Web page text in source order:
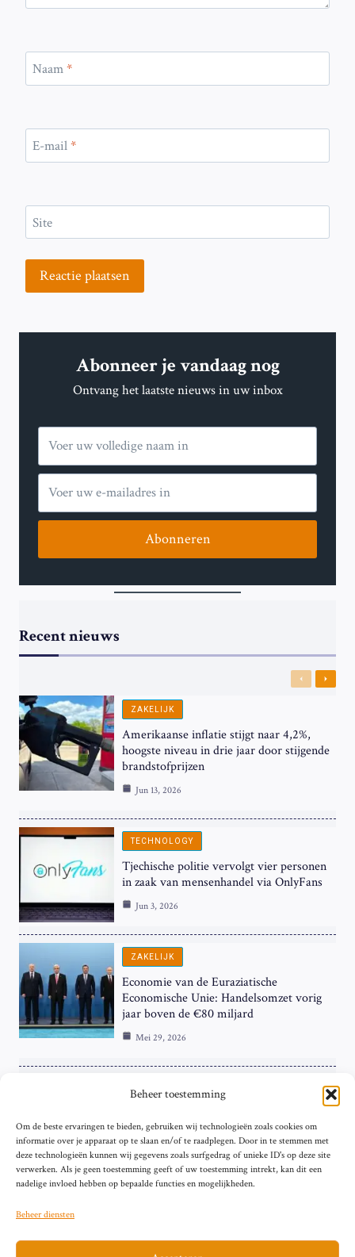
Beheer toestemming
Om de beste ervaringen te bieden, gebruiken wij technologieën zoals cookies om
informatie over je apparaat op te slaan en/of te raadplegen. Door in te stemmen met
deze technologieën kunnen wij gegevens zoals surfgedrag of unieke ID's op deze site
verwerken. Als je geen toestemming geeft of uw toestemming intrekt, kan dit een
nadelige invloed hebben op bepaalde functies en mogelijkheden.
Beheer diensten
Naam*
E-mail*
Site
Abonneer je vandaag nog
Ontvang het laatste nieuws in uw inbox
Abonneren
Recent nieuws
Previous
Next
ZAKELIJK
Amerikaanse inflatie stijgt naar 4,2%,
hoogste niveau in drie jaar door stijgende
brandstofprijzen
Jun 13, 2026
TECHNOLOGY
Tjechische politie vervolgt vier personen
in zaak van mensenhandel via OnlyFans
Jun 3, 2026
ZAKELIJK
Economie van de Euraziatische
Economische Unie: Handelsomzet vorig
jaar boven de €80 miljard
Mei 29, 2026
ZAKELIJK
Hardnekkige Inflatie bij de ‘Grote Vier’
van de Eurozone
Mei 29, 2026